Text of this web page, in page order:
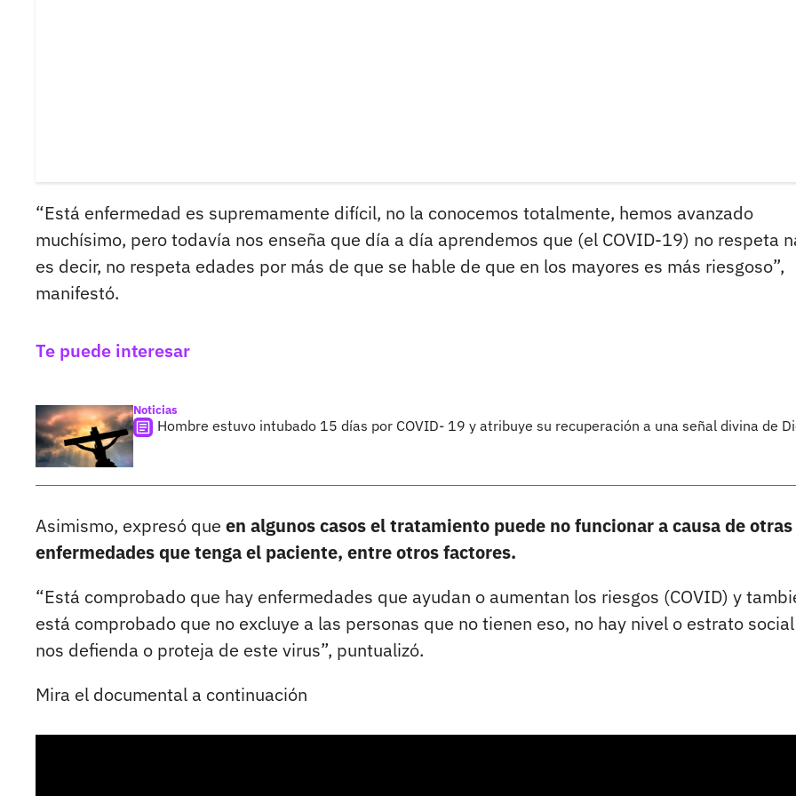
“Está enfermedad es supremamente difícil, no la conocemos totalmente, hemos avanzado
muchísimo, pero todavía nos enseña que día a día aprendemos que (el COVID-19) no respeta
es decir, no respeta edades por más de que se hable de que en los mayores es más riesgoso”,
manifestó.
Te puede interesar
Noticias
Hombre estuvo intubado 15 días por COVID- 19 y atribuye su recuperación a una señal divina de
Asimismo, expresó que en algunos casos el tratamiento puede no funcionar a causa de otras
enfermedades que tenga el paciente, entre otros factores.
“Está comprobado que hay enfermedades que ayudan o aumentan los riesgos (COVID) y
está comprobado que no excluye a las personas que no tienen eso, no hay nivel o estrato
nos defienda o proteja de este virus”, puntualizó.
Mira el documental a continuación